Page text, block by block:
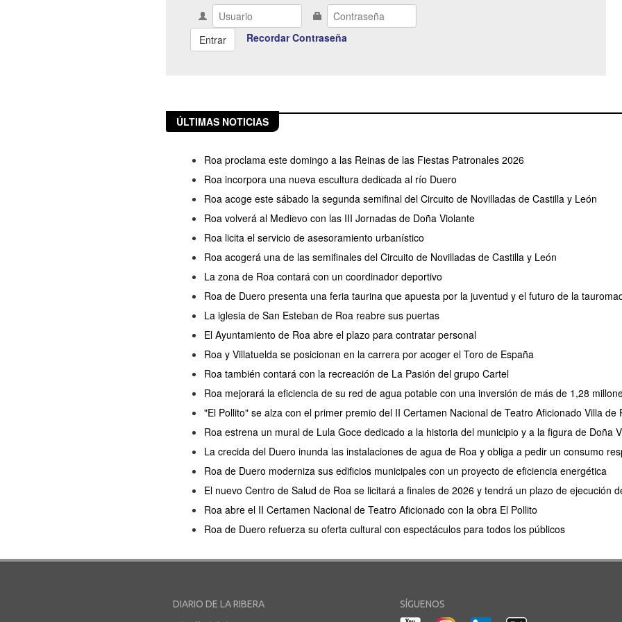
Recordar Contraseña
ÚLTIMAS NOTICIAS
Roa proclama este domingo a las Reinas de las Fiestas Patronales 2026
Roa incorpora una nueva escultura dedicada al río Duero
Roa acoge este sábado la segunda semifinal del Circuito de Novilladas de Castilla y León
Roa volverá al Medievo con las III Jornadas de Doña Violante
Roa licita el servicio de asesoramiento urbanístico
Roa acogerá una de las semifinales del Circuito de Novilladas de Castilla y León
La zona de Roa contará con un coordinador deportivo
Roa de Duero presenta una feria taurina que apuesta por la juventud y el futuro de la
La iglesia de San Esteban de Roa reabre sus puertas
El Ayuntamiento de Roa abre el plazo para contratar personal
Roa y Villatuelda se posicionan en la carrera por acoger el Toro de España
Roa también contará con la recreación de La Pasión del grupo Cartel
Roa mejorará la eficiencia de su red de agua potable con una inversión de más de 1,28
"El Pollito" se alza con el primer premio del II Certamen Nacional de Teatro Aficionado Villa de
Roa estrena un mural de Lula Goce dedicado a la historia del municipio y a la figura de Doña
La crecida del Duero inunda las instalaciones de agua de Roa y obliga a pedir un consumo
Roa de Duero moderniza sus edificios municipales con un proyecto de eficiencia energética
El nuevo Centro de Salud de Roa se licitará a finales de 2026 y tendrá un plazo de ejecución
Roa abre el II Certamen Nacional de Teatro Aficionado con la obra El Pollito
Roa de Duero refuerza su oferta cultural con espectáculos para todos los públicos
DIARIO DE LA RIBERA
SÍGUENOS